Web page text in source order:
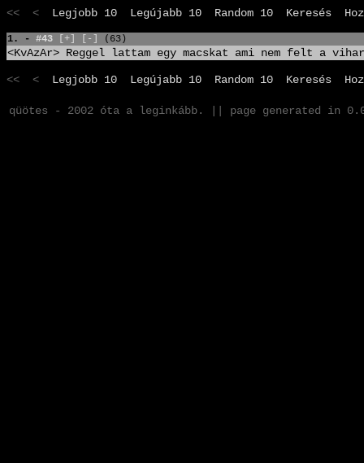
<< < Legjobb 10 Legújabb 10 Random 10 Keresés
1. - #43 [+] [-] (63)
<KvAzAr> Reggel lattam egy macskat ami nem felt a
<< < Legjobb 10 Legújabb 10 Random 10 Keresés
qüötes - 2002 óta a leginkább. || page generated in